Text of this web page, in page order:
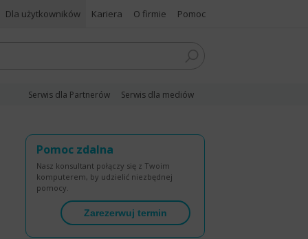
Dla użytkowników Kariera O firmie Pomoc
Serwis dla Partnerów Serwis dla mediów
Pomoc zdalna
Nasz konsultant połączy się z Twoim
komputerem, by udzielić niezbędnej
pomocy.
Zarezerwuj termin